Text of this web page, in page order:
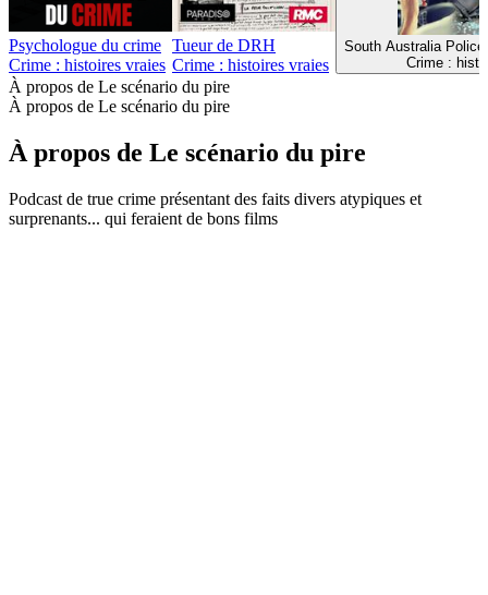
Psychologue du crime
Crime : histoires vraies
Tueur de DRH
Crime : histoires vraies
South Australia
Crime :
À propos de Le scénario du pire
À propos de Le scénario du pire
À propos de Le scénario du pire
Podcast de true crime présentant des faits divers atypiques et
surprenants... qui feraient de bons films